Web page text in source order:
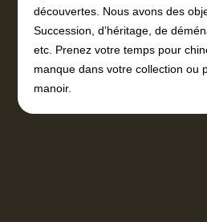
découvertes. Nous avons des
Succession, d’héritage, de
etc. Prenez votre temps pour
manque dans votre collection ou
manoir.